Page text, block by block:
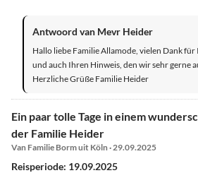
Antwoord van Mevr Heider
Hallo liebe Familie Allamode, vielen Dank
und auch Ihren Hinweis, den wir sehr gerne
Herzliche Grüße Familie Heider
Ein paar tolle Tage in einem
der Familie Heider
Van Familie Borm uit Köln · 29.09.2025
Reisperiode: 19.09.2025